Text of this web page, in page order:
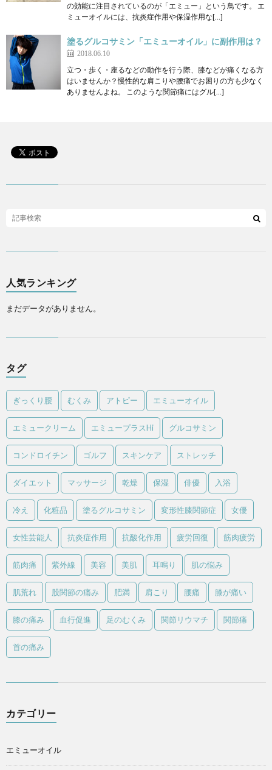
の効能に注目されているのが「エミュー」という鳥です。 エ
ミューオイルには、抗炎症作用や保湿作用な[…]
塗るグルコサミン「エミューオイル」に副作用は？
2018.06.10
立つ・歩く・座るなどの動作を行う際、膝などが痛くなる方
はいませんか？慢性的な肩こりや腰痛でお困りの方も少なく
ありませんよね。 このような関節痛にはグル[…]
人気ランキング
まだデータがありません。
タグ
ぎっくり腰 むくみ アトピー エミューオイル
エミュークリーム エミュープラスHi グルコサミン
コンドロイチン ゴルフ スキンケア ストレッチ
ダイエット マッサージ 乾燥 保湿 俳優 入浴
冷え 化粧品 塗るグルコサミン 変形性膝関節症 女優
女性芸能人 抗炎症作用 抗酸化作用 疲労回復 筋肉疲労
筋肉痛 紫外線 美容 美肌 耳鳴り 肌の悩み
肌荒れ 股関節の痛み 肥満 肩こり 腰痛 膝が痛い
膝の痛み 血行促進 足のむくみ 関節リウマチ 関節痛
首の痛み
カテゴリー
エミューオイル